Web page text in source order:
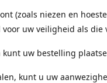
(zoals niezen en
uw veiligheid als die
uw bestelling
kunt u uw